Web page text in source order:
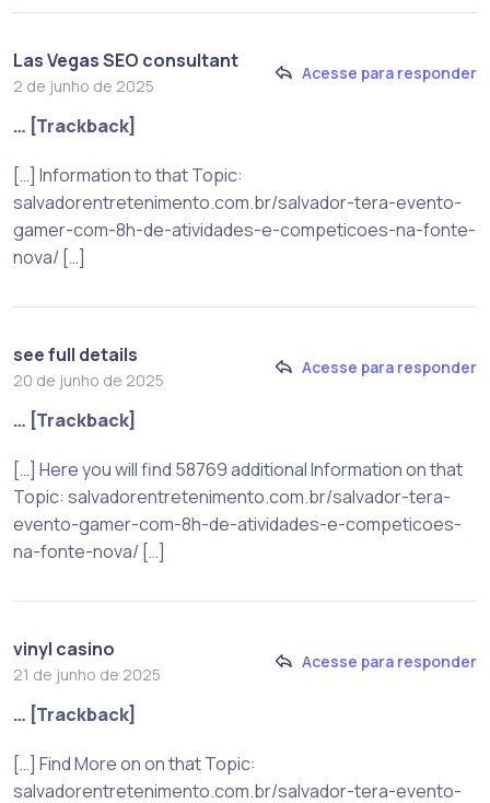
Las Vegas SEO consultant
2 de junho de 2025
Acesse para responder
… [Trackback]
[…] Information to that Topic:
salvadorentretenimento.com.br/salvador-tera-evento-
gamer-com-8h-de-atividades-e-competicoes-na-fonte-
nova/ […]
see full details
20 de junho de 2025
Acesse para responder
… [Trackback]
[…] Here you will find 58769 additional Information on that
Topic: salvadorentretenimento.com.br/salvador-tera-
evento-gamer-com-8h-de-atividades-e-competicoes-
na-fonte-nova/ […]
vinyl casino
21 de junho de 2025
Acesse para responder
… [Trackback]
[…] Find More on on that Topic:
salvadorentretenimento.com.br/salvador-tera-evento-